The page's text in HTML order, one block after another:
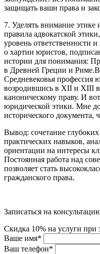
защищать ваши права и
7. Уделять внимание
правила адвокатской
уровень ответственности
о хартии юристов,
истории для понимания:
в Древней Греции и
Средневековья профессия
возродившись в XII и XIII
каноническому праву. И
юридической этики. Мне
исторического документа,
Вывод: сочетание
практических навыков,
ориентации на интересы
Постоянная работа над
позволяет стать
гражданского права.
Записаться на
Скидка 10% на услуги при
Ваше имя*
Ваш телефон*